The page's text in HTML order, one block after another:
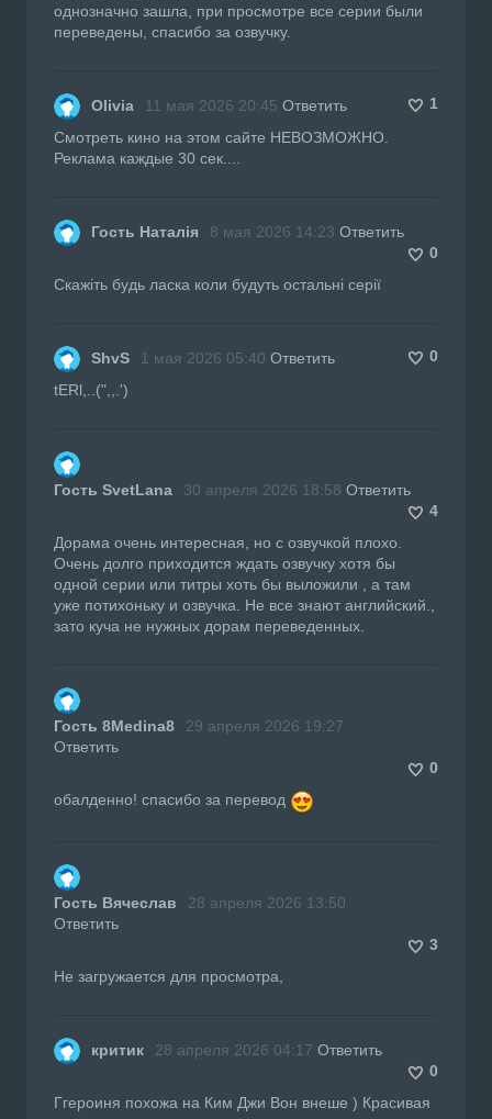
однозначно зашла, при просмотре все серии были
переведены, спасибо за озвучку.
Oliviа 11 мая 2026 20:45 Ответить
1
Смотреть кино на этом сайте НЕВОЗМОЖНО.
Реклама каждые 30 сек....
Гость Наталія 8 мая 2026 14:23 Ответить
0
Скажіть будь ласка коли будуть остальні серії
ShvS 1 мая 2026 05:40 Ответить
0
tERl,..(",,.')
Гость SvetLana 30 апреля 2026 18:58 Ответить
4
Дорама очень интересная, но с озвучкой плохо.
Очень долго приходится ждать озвучку хотя бы
одной серии или титры хоть бы выложили , а там
уже потихоньку и озвучка. Не все знают английский.,
зато куча не нужных дорам переведенных.
Гость 8Medina8
29 апреля 2026 19:27
Ответить
0
обалденно! спасибо за перевод
Гость Вячеслав
28 апреля 2026 13:50
Ответить
3
Не загружается для просмотра,
критик 28 апреля 2026 04:17 Ответить
0
Ггероиня похожа на Ким Джи Вон внеше ) Красивая